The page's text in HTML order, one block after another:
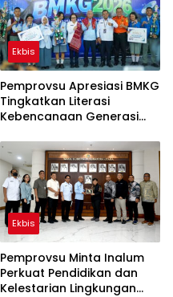
Ekbis
Pemprovsu Apresiasi BMKG
Tingkatkan Literasi
Kebencanaan Generasi
Ekbis
Pemprovsu Minta Inalum
Perkuat Pendidikan dan
Kelestarian Lingkungan